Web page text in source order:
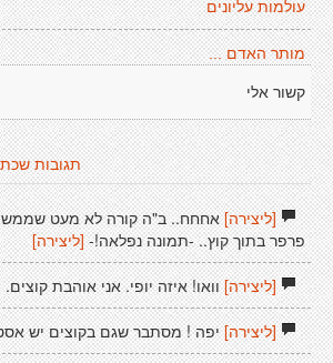
עולמות עליונים
מותר האדם ...
קשור אלי
תגובות
[ליצירה]אחחח.. ב"ה קורה לא מעט שממש
פרפר בתוך קוץ.. -תמונה נפלאה!- [ליצירה]
[ליצירה]וואו! איזה יופי. אני אוהבת קוצים.
[ליצירה]יפה ! מסתבר שגם בקוצים יש